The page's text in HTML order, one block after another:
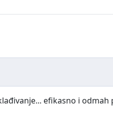
efikasno i